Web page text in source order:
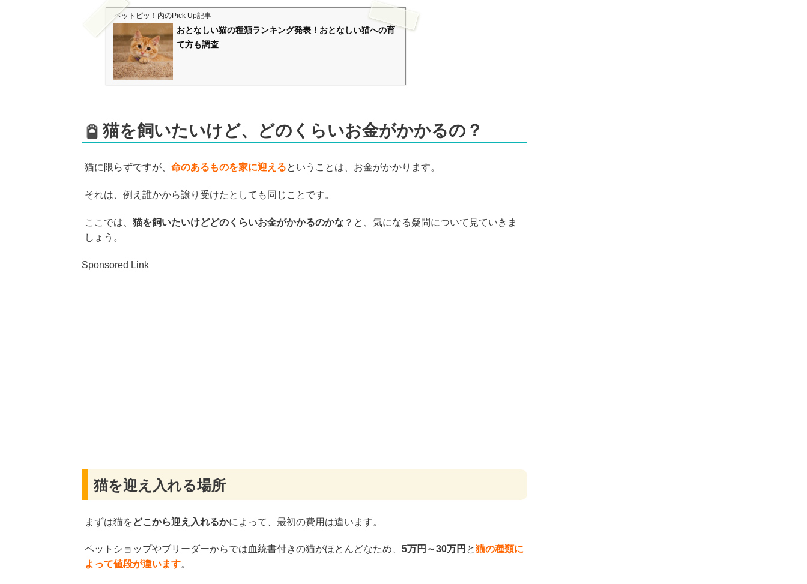
ペットピッ！ 内のPick Up記事
おとなしい猫の種類ランキング発表！おとなしい猫への育
て方も調査
猫を飼いたいけど、どのくらいお金がかかるの？
猫に限らずですが、 命のあるものを家に迎えるということは、お金がかかります。
それは、例え誰かから譲り受けたとしても同じことです。
ここでは、 猫を飼いたいけどどのくらいお金がかかるのかな？と、気になる疑問について見ていきま
しょう。
Sponsored Link
猫を迎え入れる場所
まずは猫をどこから迎え入れるかによって、最初の費用は違います。
ペットショップやブリーダーからでは血統書付きの猫がほとんどなため、 5万円～30万円 と猫の種類に
よって値段が違います。